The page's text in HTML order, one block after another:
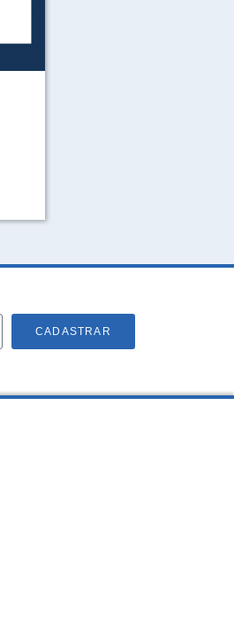
CADASTRAR